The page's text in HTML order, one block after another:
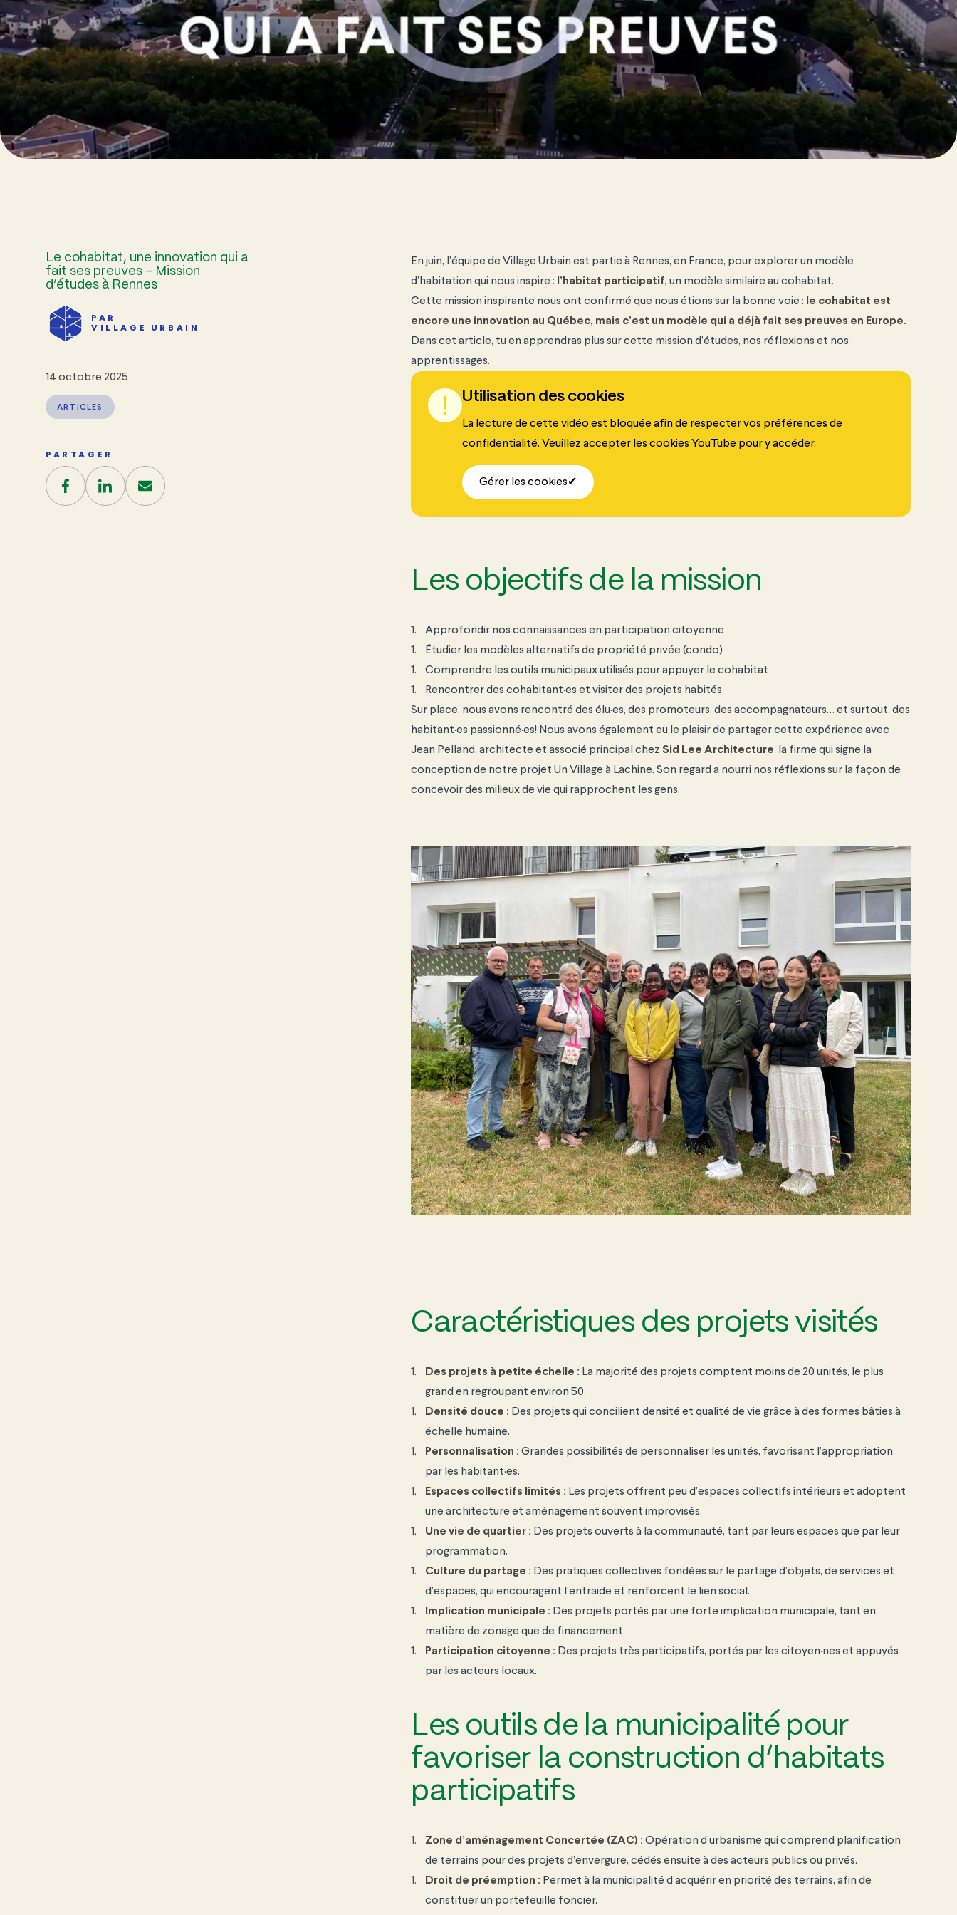
Le cohabitat, une innovation qui a
fait ses preuves – Mission
d’études à Rennes
PAR
VILLAGE URBAIN
14 octobre 2025
ARTICLES
PARTAGER
En juin, l’équipe de Village Urbain est partie à Rennes, en France, pour explorer un modèle
d’habitation qui nous inspire : l’habitat participatif,un modèle similaire au cohabitat.
Cette mission inspirante nous ont confirmé que nous étions sur la bonne voie : le cohabitat est
encore une innovation au Québec, mais c’est un modèle qui a déjà fait ses preuves en Europe.
Dans cet article, tu en apprendras plus sur cette mission d’études, nos réflexions et nos
apprentissages.
Utilisation des cookies
La lecture de cette vidéo est bloquée afin de respecter vos préférences de
confidentialité. Veuillez accepter les cookies YouTube pour y accéder.
Gérer les cookies
Les objectifs de la mission
Approfondir nos connaissances en participation citoyenne
Étudier les modèles alternatifs de propriété privée (condo)
Comprendre les outils municipauxutilisés pour appuyer le cohabitat
Rencontrer des cohabitant·es et visiterdes projets habités
Sur place, nous avons rencontré des élu·es, des promoteurs, des accompagnateurs… et surtout, des
habitant·es passionné·es! Nous avons également eu le plaisir de partager cette expérience avec
Jean Pelland, architecte et associé principal chez Sid Lee Architecture, la firme qui signe la
conception de notre projet Un Village à Lachine. Son regard a nourri nos réflexions sur la façon de
concevoir des milieux de vie qui rapprochent les gens.
Caractéristiques des projets visités
Des projets à petite échelle : La majorité des projetscomptent moins de 20unités, le plus
grand en regroupant environ 50.
Densité douce : Des projets quiconcilient densité etqualité de vie grâce àdes formes bâties à
échelle humaine.
Personnalisation :Grandes possibilités de personnaliser les unités, favorisant l’appropriation
par les habitant·es.
Espaces collectifs limités : Les projets offrent peud’espaces collectifsintérieurs et adoptent
une architecture etaménagement souventimprovisés.
Une vie de quartier : Des projets ouverts à lacommunauté, tant par leurs espaces que par leur
programmation.
Culture du partage : Des pratiquescollectives fondées sur le partage d’objets, deservices et
d’espaces,qui encouragent l’entraide et renforcent le lien social.
Implication municipale : Des projets portés par une forte implication municipale, tant en
matière de zonage que de financement
Participation citoyenne : Des projets très participatifs, portés par les citoyen·nes et appuyés
par les acteurs locaux.
Les outils de la municipalité pour
favoriser la construction d’habitats
participatifs
Zone d’aménagement Concertée (ZAC) :Opération d’urbanisme qui comprend planification
de terrains pour des projetsd’envergure, cédésensuite à des acteurs publics ou privés.
Droit de préemption : Permet à la municipalitéd’acquérir en prioritédes terrains, afin de
constituer un portefeuille foncier.